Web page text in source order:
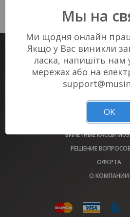
К сожалению, нет
событий в
БИЛЕТНЫЙ СЕРВИС #1 В
БИЛЕТЫ НА ВСЕ
ОБМЕН БИЛЕТОВ
ПЛОЩАДКИ
БИЛЕТНЫЕ КАССЫ
РЕШЕНИЕ ВОПРОСОВ
ОФЕРТА
О КОМПАНИИ
Мы на
Ми щодня онлайн
Якщо у Вас виникли
ласка, напишіть нам
мережах або на
OK